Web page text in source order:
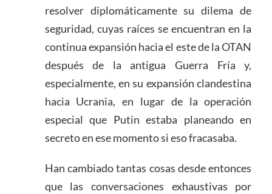
resolver diplomáticamente su dilema de
seguridad, cuyas raíces se encuentran en la
continua expansión hacia el este de la OTAN
después de la antigua Guerra Fría y,
especialmente, en su expansión clandestina
hacia Ucrania, en lugar de la operación
especial que Putin estaba planeando en
secreto en ese momento si eso fracasaba.
Han cambiado tantas cosas desde entonces
que las conversaciones exhaustivas por